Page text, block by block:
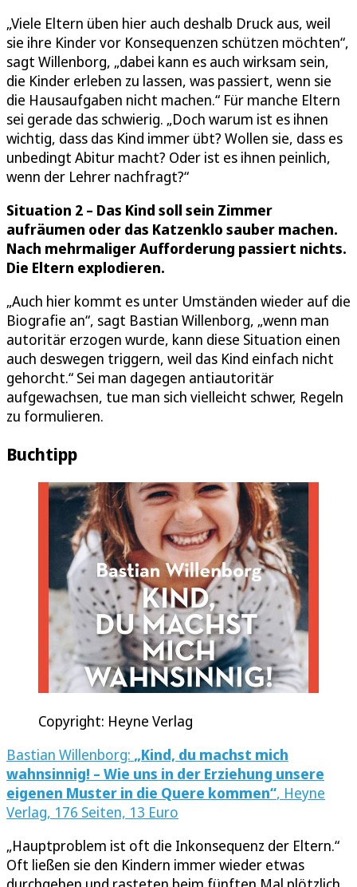
„Viele Eltern üben hier auch deshalb Druck aus, weil
sie ihre Kinder vor Konsequenzen schützen möchten“,
sagt Willenborg, „dabei kann es auch wirksam sein,
die Kinder erleben zu lassen, was passiert, wenn sie
die Hausaufgaben nicht machen.“ Für manche Eltern
sei gerade das schwierig. „Doch warum ist es ihnen
wichtig, dass das Kind immer übt? Wollen sie, dass es
unbedingt Abitur macht? Oder ist es ihnen peinlich,
wenn der Lehrer nachfragt?“
Situation 2 – Das Kind soll sein Zimmer
aufräumen oder das Katzenklo sauber machen.
Nach mehrmaliger Aufforderung passiert nichts.
Die Eltern explodieren.
„Auch hier kommt es unter Umständen wieder auf die
Biografie an“, sagt Bastian Willenborg, „wenn man
autoritär erzogen wurde, kann diese Situation einen
auch deswegen triggern, weil das Kind einfach nicht
gehorcht.“ Sei man dagegen antiautoritär
aufgewachsen, tue man sich vielleicht schwer, Regeln
zu formulieren.
Buchtipp
Copyright: Heyne Verlag
Bastian Willenborg: „Kind, du machst mich
wahnsinnig! – Wie uns in der Erziehung unsere
eigenen Muster in die Quere kommen“, Heyne
Verlag, 176 Seiten, 13 Euro
„Hauptproblem ist oft die Inkonsequenz der Eltern.“
Oft ließen sie den Kindern immer wieder etwas